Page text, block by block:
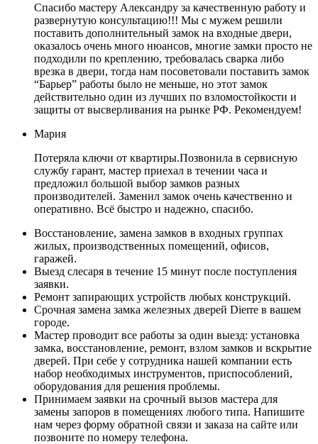
Спасибо мастеру Александру за качественную работу и
развернутую консультацию!!! Мы с мужем решили
поставить дополнительный замок на входные двери,
оказалось очень много нюансов, многие замки просто не
подходили по креплению, требовалась сварка либо
врезка в двери, тогда нам посоветовали поставить замок
“Барьер” работы было не меньше, но этот замок
действительно один из лучших по взломостойкости и
защиты от высверливания на рынке РФ. Рекомендуем!
Мария
Потеряла ключи от квартиры.Позвонила в сервисную
службу гарант, мастер приехал в течении часа и
предложил большой выбор замков разных
производителей. Заменил замок очень качественно и
оперативно. Всё быстро и надежно, спасибо.
Восстановление, замена замков в входных группах
жилых, производственных помещений, офисов,
гаражей.
Выезд слесаря в течение 15 минут после поступления
заявки.
Ремонт запирающих устройств любых конструкций.
Срочная замена замка железных дверей Dierre в вашем
городе.
Мастер проводит все работы за один выезд: установка
замка, восстановление, ремонт, взлом замков и вскрытие
дверей. При себе у сотрудника нашей компании есть
набор необходимых инструментов, приспособлений,
оборудования для решения проблемы.
Принимаем заявки на срочный вызов мастера для
замены запоров в помещениях любого типа. Напишите
нам через форму обратной связи и заказа на сайте или
позвоните по номеру телефона.